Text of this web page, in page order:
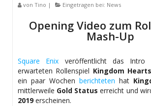
von Tino | Eingetragen bei: News
Opening Video zum
Mash-Up
Square Enix veröffentlicht das Intro
erwarteten Rollenspiel Kingdom
ein paar Wochen berichteten hat
mittlerweile Gold Status erreicht und
2019 erscheinen.